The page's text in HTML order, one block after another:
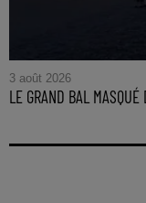
3 août 2026
LE GRAND BAL